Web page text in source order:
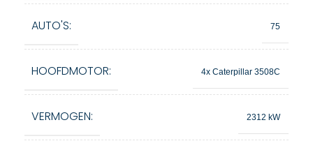
AUTO'S: 75
HOOFDMOTOR: 4x Caterpillar 3508C
VERMOGEN: 2312 kW